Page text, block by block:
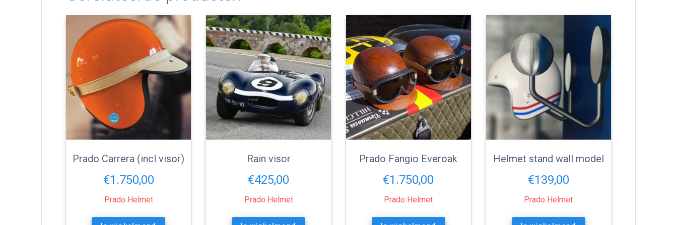
Prado Carrera (incl visor)
€1.750,00
Prado Helmet
Rain visor
€425,00
Prado Helmet
Prado Fangio Everoak
€1.750,00
Prado Helmet
Helmet stand wall model
€139,00
Prado Helmet